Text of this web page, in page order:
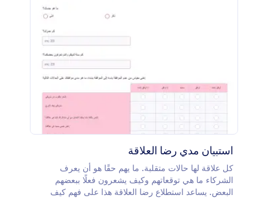
استبيان مدي رضا العلاقة
كل علاقة لها حالات متقلبة. ما يهم حقًا هو أن يعرف
الشركاء ما هي توقعاتهم وكيف يشعرون فعلًا ببعضهم
البعض. يساعد استطلاع رضا العلاقة هذا على فهم كيف